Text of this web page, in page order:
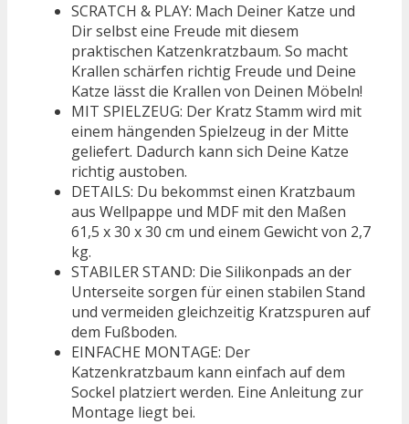
SCRATCH & PLAY: Mach Deiner Katze und
Dir selbst eine Freude mit diesem
praktischen Katzenkratzbaum. So macht
Krallen schärfen richtig Freude und Deine
Katze lässt die Krallen von Deinen Möbeln!
MIT SPIELZEUG: Der Kratz Stamm wird mit
einem hängenden Spielzeug in der Mitte
geliefert. Dadurch kann sich Deine Katze
richtig austoben.
DETAILS: Du bekommst einen Kratzbaum
aus Wellpappe und MDF mit den Maßen
61,5 x 30 x 30 cm und einem Gewicht von 2,7
kg.
STABILER STAND: Die Silikonpads an der
Unterseite sorgen für einen stabilen Stand
und vermeiden gleichzeitig Kratzspuren auf
dem Fußboden.
EINFACHE MONTAGE: Der
Katzenkratzbaum kann einfach auf dem
Sockel platziert werden. Eine Anleitung zur
Montage liegt bei.